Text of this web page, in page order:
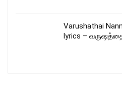
Varushathai
lyrics –